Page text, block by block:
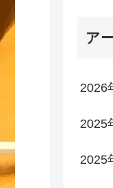
ア
2026
2025
2025